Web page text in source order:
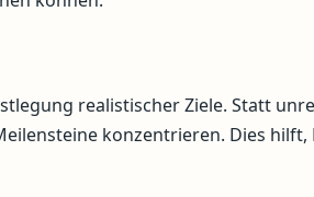
realistischer Ziele. Statt
konzentrieren. Dies